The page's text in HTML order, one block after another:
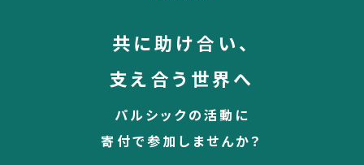
共に助け合い、
支え合う世界へ
パルシックの活動に
寄付で参加しませんか？